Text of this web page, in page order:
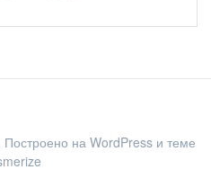
на WordPress и теме